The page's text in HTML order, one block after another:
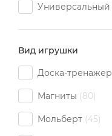
Универсальный
Вид игрушки
Доска-тренажер
Магниты 80
Мольберт 45